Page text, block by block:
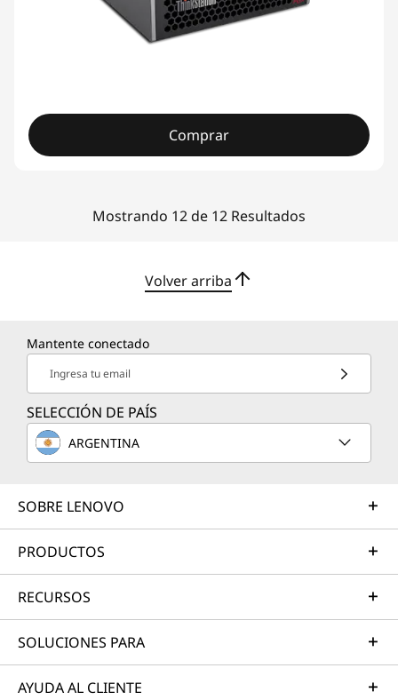
Comprar
Mostrando 12 de 12 Resultados
Volver arriba
Mantente conectado
Ingresa tu email
SELECCIÓN DE PAÍS
ARGENTINA
SOBRE LENOVO
PRODUCTOS
RECURSOS
SOLUCIONES PARA
AYUDA AL CLIENTE